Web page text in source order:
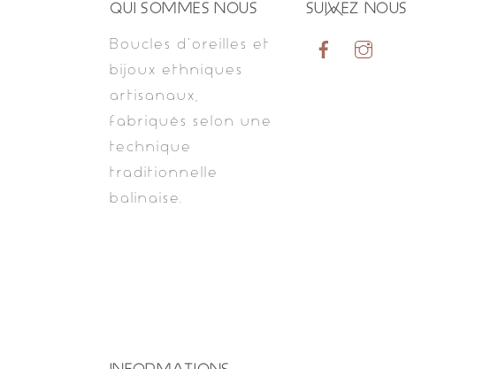
Back
Top
QUI SOMMES NOUS
Boucles d’oreilles et
bijoux ethniques
artisanaux,
fabriqués selon une
technique
traditionnelle
balinaise.
SUIVEZ NOUS